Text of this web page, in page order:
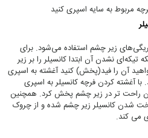
مربوط به سایه اسپری کنید
زیر چشم استفاده می‌شود. برای
تیکه‌ای نشدن آن ابتدا کانسیلر را بر زیر
آن را فید(پخش) کنید آغشته به اسپری
با آغشته کردن فرچه کانسیلر به اسپری
راحت تر در زیر چشم پخش کرد. همچنین
شدن کانسیلر زیر چشم شده و از چروک
می کند.